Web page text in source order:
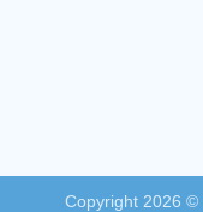
Copyright 2026 ©